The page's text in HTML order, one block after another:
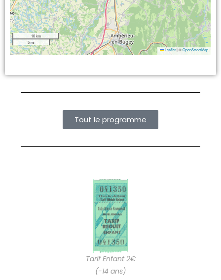
10 km
5 mi
Leaflet |©OpenStreetMap
Tout le programme
Tarif Enfant 2€
(-14 ans)